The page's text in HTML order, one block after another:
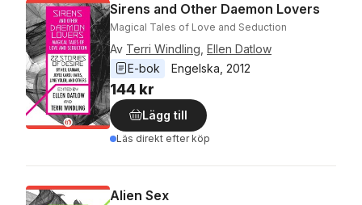
Sirens and Other Daemon Lovers
Magical Tales of Love and Seduction
Av Terri Windling Ellen Datlow
E-bok
Engelska 2012
144 kr
Lägg till
Läs direkt efter köp
Alien Sex